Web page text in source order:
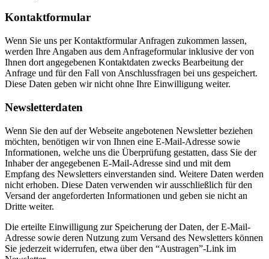
Kontaktformular
Wenn Sie uns per Kontaktformular Anfragen zukommen lassen,
werden Ihre Angaben aus dem Anfrageformular inklusive der von
Ihnen dort angegebenen Kontaktdaten zwecks Bearbeitung der
Anfrage und für den Fall von Anschlussfragen bei uns gespeichert.
Diese Daten geben wir nicht ohne Ihre Einwilligung weiter.
Newsletterdaten
Wenn Sie den auf der Webseite angebotenen Newsletter beziehen
möchten, benötigen wir von Ihnen eine E-Mail-Adresse sowie
Informationen, welche uns die Überprüfung gestatten, dass Sie der
Inhaber der angegebenen E-Mail-Adresse sind und mit dem
Empfang des Newsletters einverstanden sind. Weitere Daten werden
nicht erhoben. Diese Daten verwenden wir ausschließlich für den
Versand der angeforderten Informationen und geben sie nicht an
Dritte weiter.
Die erteilte Einwilligung zur Speicherung der Daten, der E-Mail-
Adresse sowie deren Nutzung zum Versand des Newsletters können
Sie jederzeit widerrufen, etwa über den “Austragen”-Link im